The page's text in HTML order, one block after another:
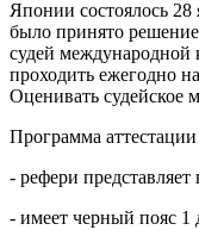
Японии состоялось
было принято
судей международной
проходить ежегодно
Оценивать судейское
Программа
- рефери
- имеет черный пояс 1